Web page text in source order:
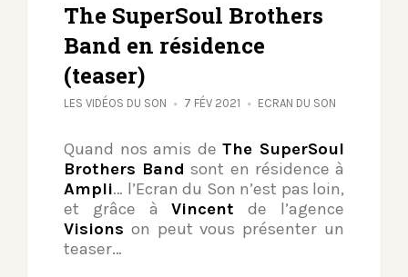
The SuperSoul Brothers
Band en résidence
(teaser)
LES VIDÉOS DU SON 7 FÉV 2021 ECRAN DU SON
Quand nos amis deThe SuperSoul
Brothers Band sont en résidence à
Ampli… l’Ecran du Son n’est pas loin,
et grâce àVincent de l’agence
Visions on peut vous présenter un
teaser…